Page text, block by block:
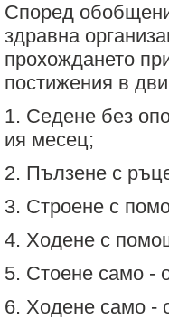
Според
здравна
прохождането
постижения в
1. Седене без
ия месец;
2. Пълзене с
3. Строене с
4. Ходене с
5. Стоене само -
6. Ходене само -